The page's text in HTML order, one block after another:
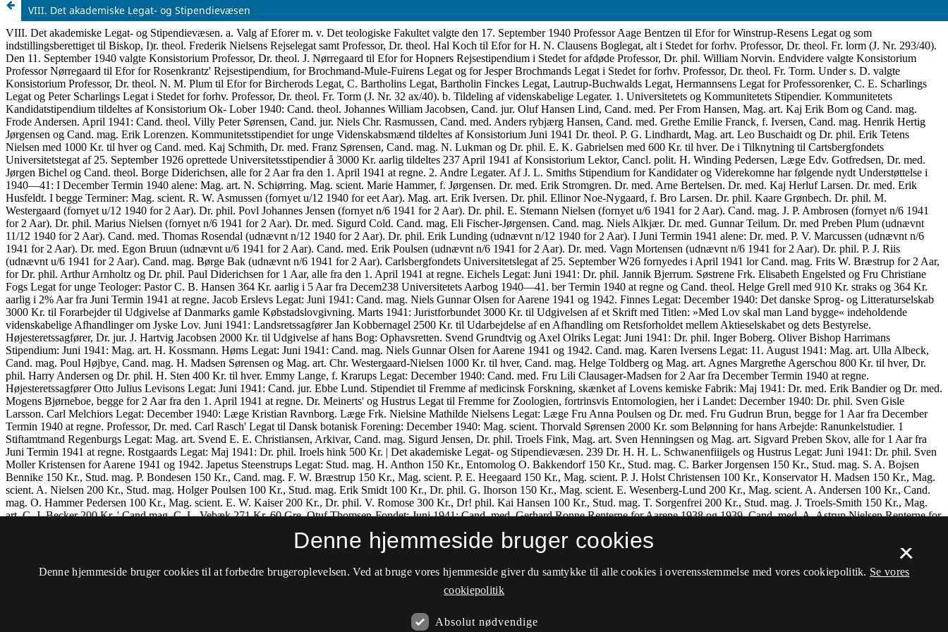
VIII. Det akademiske Legat- og Stipendievæsen
×
Denne hjemmeside bruger cookies
Denne hjemmeside bruger cookies til at forbedre brugeroplevelsen. Ved at bruge vores hjemmeside giver du samtykke til alle cookies i overensstemmelse med vores cookiepolitik. Se vores
cookiepolitik
Absolut nødvendige